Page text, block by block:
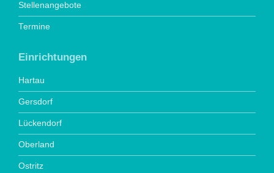
Stellenangebote
Termine
Einrichtungen
Hartau
Gersdorf
Lückendorf
Oberland
Ostritz